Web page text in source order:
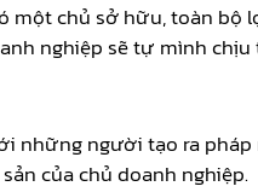
chủ sở hữu, toàn
nghiệp sẽ tự mình
những người tạo ra
của chủ doanh nghiệp.